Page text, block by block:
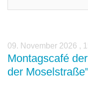
09. November 2026 ,
Montagscafé
der Moselstraße"